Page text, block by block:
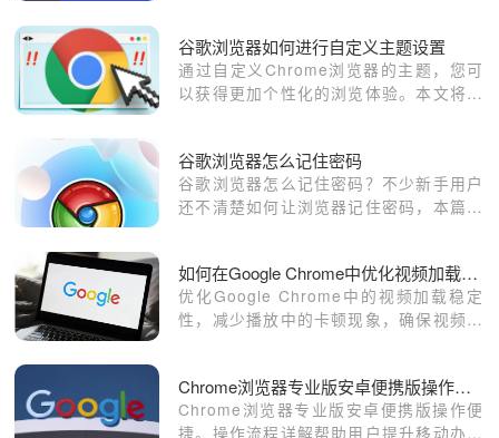
时能顺利使用自动翻译功能，提高上网便
捷性。
谷歌浏览器如何进行自定义主题设置
通过自定义Chrome浏览器的主题，您可
以获得更加个性化的浏览体验。本文将详
谷歌浏览器怎么记住密码
谷歌浏览器怎么记住密码？不少新手用户
还不清楚如何让浏览器记住密码，本篇文
如何在Google Chrome中优化视频加载的稳定性
优化Google Chrome中的视频加载稳定
性，减少播放中的卡顿现象，确保视频内
Chrome浏览器专业版安卓便携版操作流程详解
Chrome浏览器专业版安卓便携版操作便
捷。操作流程详解帮助用户提升移动办公